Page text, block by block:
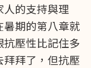
的支持與理
期的第八章就
壓性比記住多
拜了，但抗壓